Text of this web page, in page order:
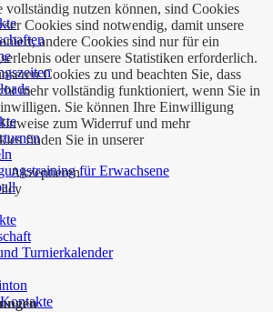
für Erwachsene
Turnierkalender
Kontakte
vollständig nutzen können, sind Cookies
Cookies sind notwendig, damit unsere
andere Cookies sind nur für ein
oder unsere Statistiken erforderlich.
Cookies zu und beachten Sie, dass
mehr vollständig funktioniert, wenn Sie in
Sie können Ihre Einwilligung
zum Widerruf und mehr
finden Sie in unserer
Akzeptieren